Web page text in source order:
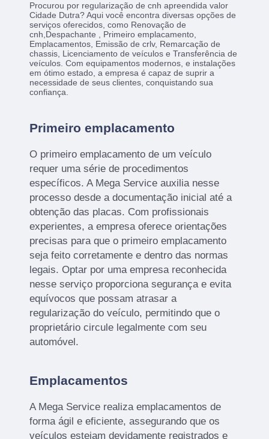
Procurou por regularização de cnh apreendida valor
Cidade Dutra? Aqui você encontra diversas opções de
serviços oferecidos, como Renovação de
cnh,Despachante , Primeiro emplacamento,
Emplacamentos, Emissão de crlv, Remarcação de
chassis, Licenciamento de veículos e Transferência de
veículos. Com equipamentos modernos, e instalações
em ótimo estado, a empresa é capaz de suprir a
necessidade de seus clientes, conquistando sua
confiança.
Primeiro emplacamento
O primeiro emplacamento de um veículo
requer uma série de procedimentos
específicos. A Mega Service auxilia nesse
processo desde a documentação inicial até a
obtenção das placas. Com profissionais
experientes, a empresa oferece orientações
precisas para que o primeiro emplacamento
seja feito corretamente e dentro das normas
legais. Optar por uma empresa reconhecida
nesse serviço proporciona segurança e evita
equívocos que possam atrasar a
regularização do veículo, permitindo que o
proprietário circule legalmente com seu
automóvel.
Emplacamentos
A Mega Service realiza emplacamentos de
forma ágil e eficiente, assegurando que os
veículos estejam devidamente registrados e